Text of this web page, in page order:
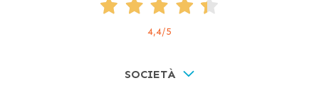
4,4/5
SOCIETÀ